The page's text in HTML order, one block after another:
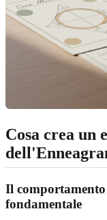
Cosa crea un
Il
fondamentale